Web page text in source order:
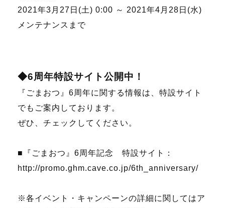
2021年3月27日(土) 0:00 ～ 2021年4月28日(水)
メンテナンスまで
◆6周年特設サイト公開中！
『ごまおつ』6周年に関する情報は、特設サイト
でもご案内しております。
ぜひ、チェックしてください。
■『ごまおつ』6周年記念 特設サイト：
http://promo.ghm.cave.co.jp/6th_anniversary/
※各イベント・キャンペーンの詳細に関してはア